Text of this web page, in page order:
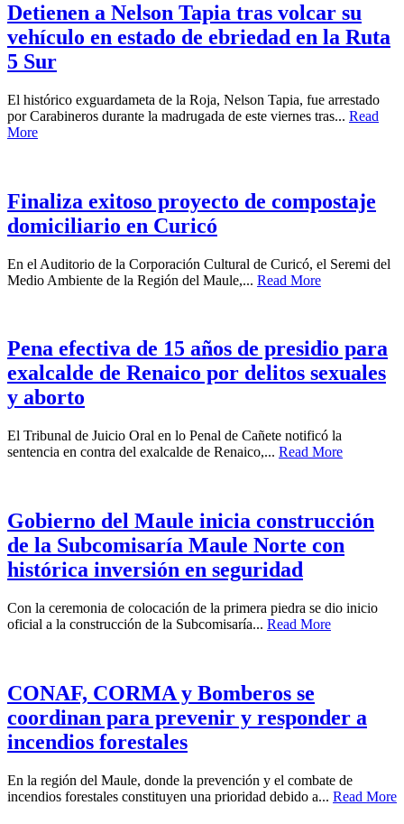
Detienen a Nelson Tapia tras volcar su
vehículo en estado de ebriedad en la Ruta
5 Sur
El histórico exguardameta de la Roja, Nelson Tapia, fue arrestado
por Carabineros durante la madrugada de este viernes tras... Read
More
Finaliza exitoso proyecto de compostaje
domiciliario en Curicó
En el Auditorio de la Corporación Cultural de Curicó, el Seremi del
Medio Ambiente de la Región del Maule,... Read More
Pena efectiva de 15 años de presidio para
exalcalde de Renaico por delitos sexuales
y aborto
El Tribunal de Juicio Oral en lo Penal de Cañete notificó la
sentencia en contra del exalcalde de Renaico,... Read More
Gobierno del Maule inicia construcción
de la Subcomisaría Maule Norte con
histórica inversión en seguridad
Con la ceremonia de colocación de la primera piedra se dio inicio
oficial a la construcción de la Subcomisaría... Read More
CONAF, CORMA y Bomberos se
coordinan para prevenir y responder a
incendios forestales
En la región del Maule, donde la prevención y el combate de
incendios forestales constituyen una prioridad debido a... Read More